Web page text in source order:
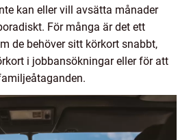
kan eller vill avsätta månader
För många är det ett
de behöver sitt körkort snabbt,
i jobbansökningar eller för att